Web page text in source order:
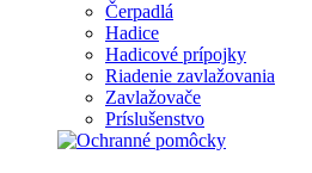
Čerpadlá
Hadice
Hadicové prípojky
Riadenie zavlažovania
Zavlažovače
Príslušenstvo